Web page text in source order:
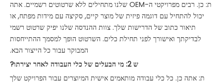
ת: כן. רבים מפרויקטי ה-OEM שלנו מתחילים ללא שרטוטים רשמיים. אתה
יכול להתחיל עם דוגמה פיזית של מוצר קיים, סקיצה עם מידות מפתח, או
תיאור כתוב של הדרישות שלך. צוות ההנדסה שלנו יפיק שרטוט רשמי
לבדיקתך ואישורך לפני תחילת כלים. השרטוט הופך למסמך ההתייחסות
המבוקר עבור כל הייצור הבא.
ש 2: מי הבעלים של כלי העבודה לאחר יצירתו?
ת: אתה כן. כל כלי עבודה מותאמים אישית המיוצרים עבור הפרויקט שלך